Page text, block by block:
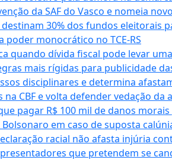
da SAF do Vasco e nomeia
30% dos fundos eleitorais
poder monocrático no TCE-RS
quando dívida fiscal pode levar
mais rígidas para publicidade
disciplinares e determina
CBF e volta defender vedação da
pagar R$ 100 mil de danos
em caso de suposta
racial não afasta injúria
que pretendem se